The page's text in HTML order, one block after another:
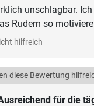
unschlagbar.
Rudern so
hilfreich
für die
diese Bewertung